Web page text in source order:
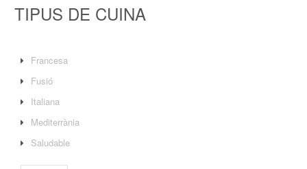
TIPUS DE CUINA
Francesa
Fusió
Italiana
Mediterrània
Saludable